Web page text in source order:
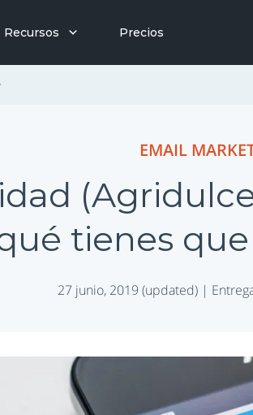
Recursos Precios
EMAIL
tienes
27 junio, 2019 (updated) |